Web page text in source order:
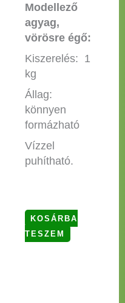
Modellező
agyag,
vörösre égő:
Kiszerelés: 1
kg
Állag:
könnyen
formázható
Vízzel
puhítható.
KOSÁRBA
TESZEM